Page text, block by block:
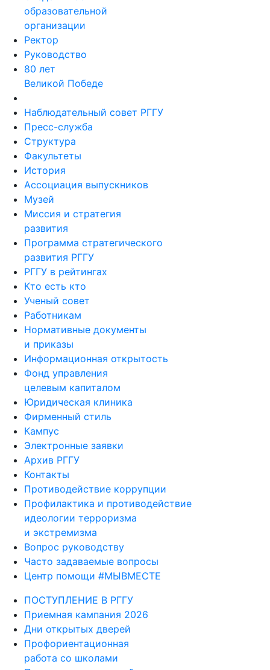
образовательной
организации
Ректор
Руководство
80 лет
Великой Победе
Наблюдательный совет РГГУ
Пресс-служба
Структура
Факультеты
История
Ассоциация выпускников
Музей
Миссия и стратегия
развития
Программа стратегического
развития РГГУ
РГГУ в рейтингах
Кто есть кто
Ученый совет
Работникам
Нормативные документы
и приказы
Информационная открытость
Фонд управления
целевым капиталом
Юридическая клиника
Фирменный стиль
Кампус
Электронные заявки
Архив РГГУ
Контакты
Противодействие коррупции
Профилактика и противодействие
идеологии терроризма
и экстремизма
Вопрос руководству
Часто задаваемые вопросы
Центр помощи #МЫВМЕСТЕ
ПОСТУПЛЕНИЕ В РГГУ
Приемная кампания 2026
Дни открытых дверей
Профориентационная
работа со школами